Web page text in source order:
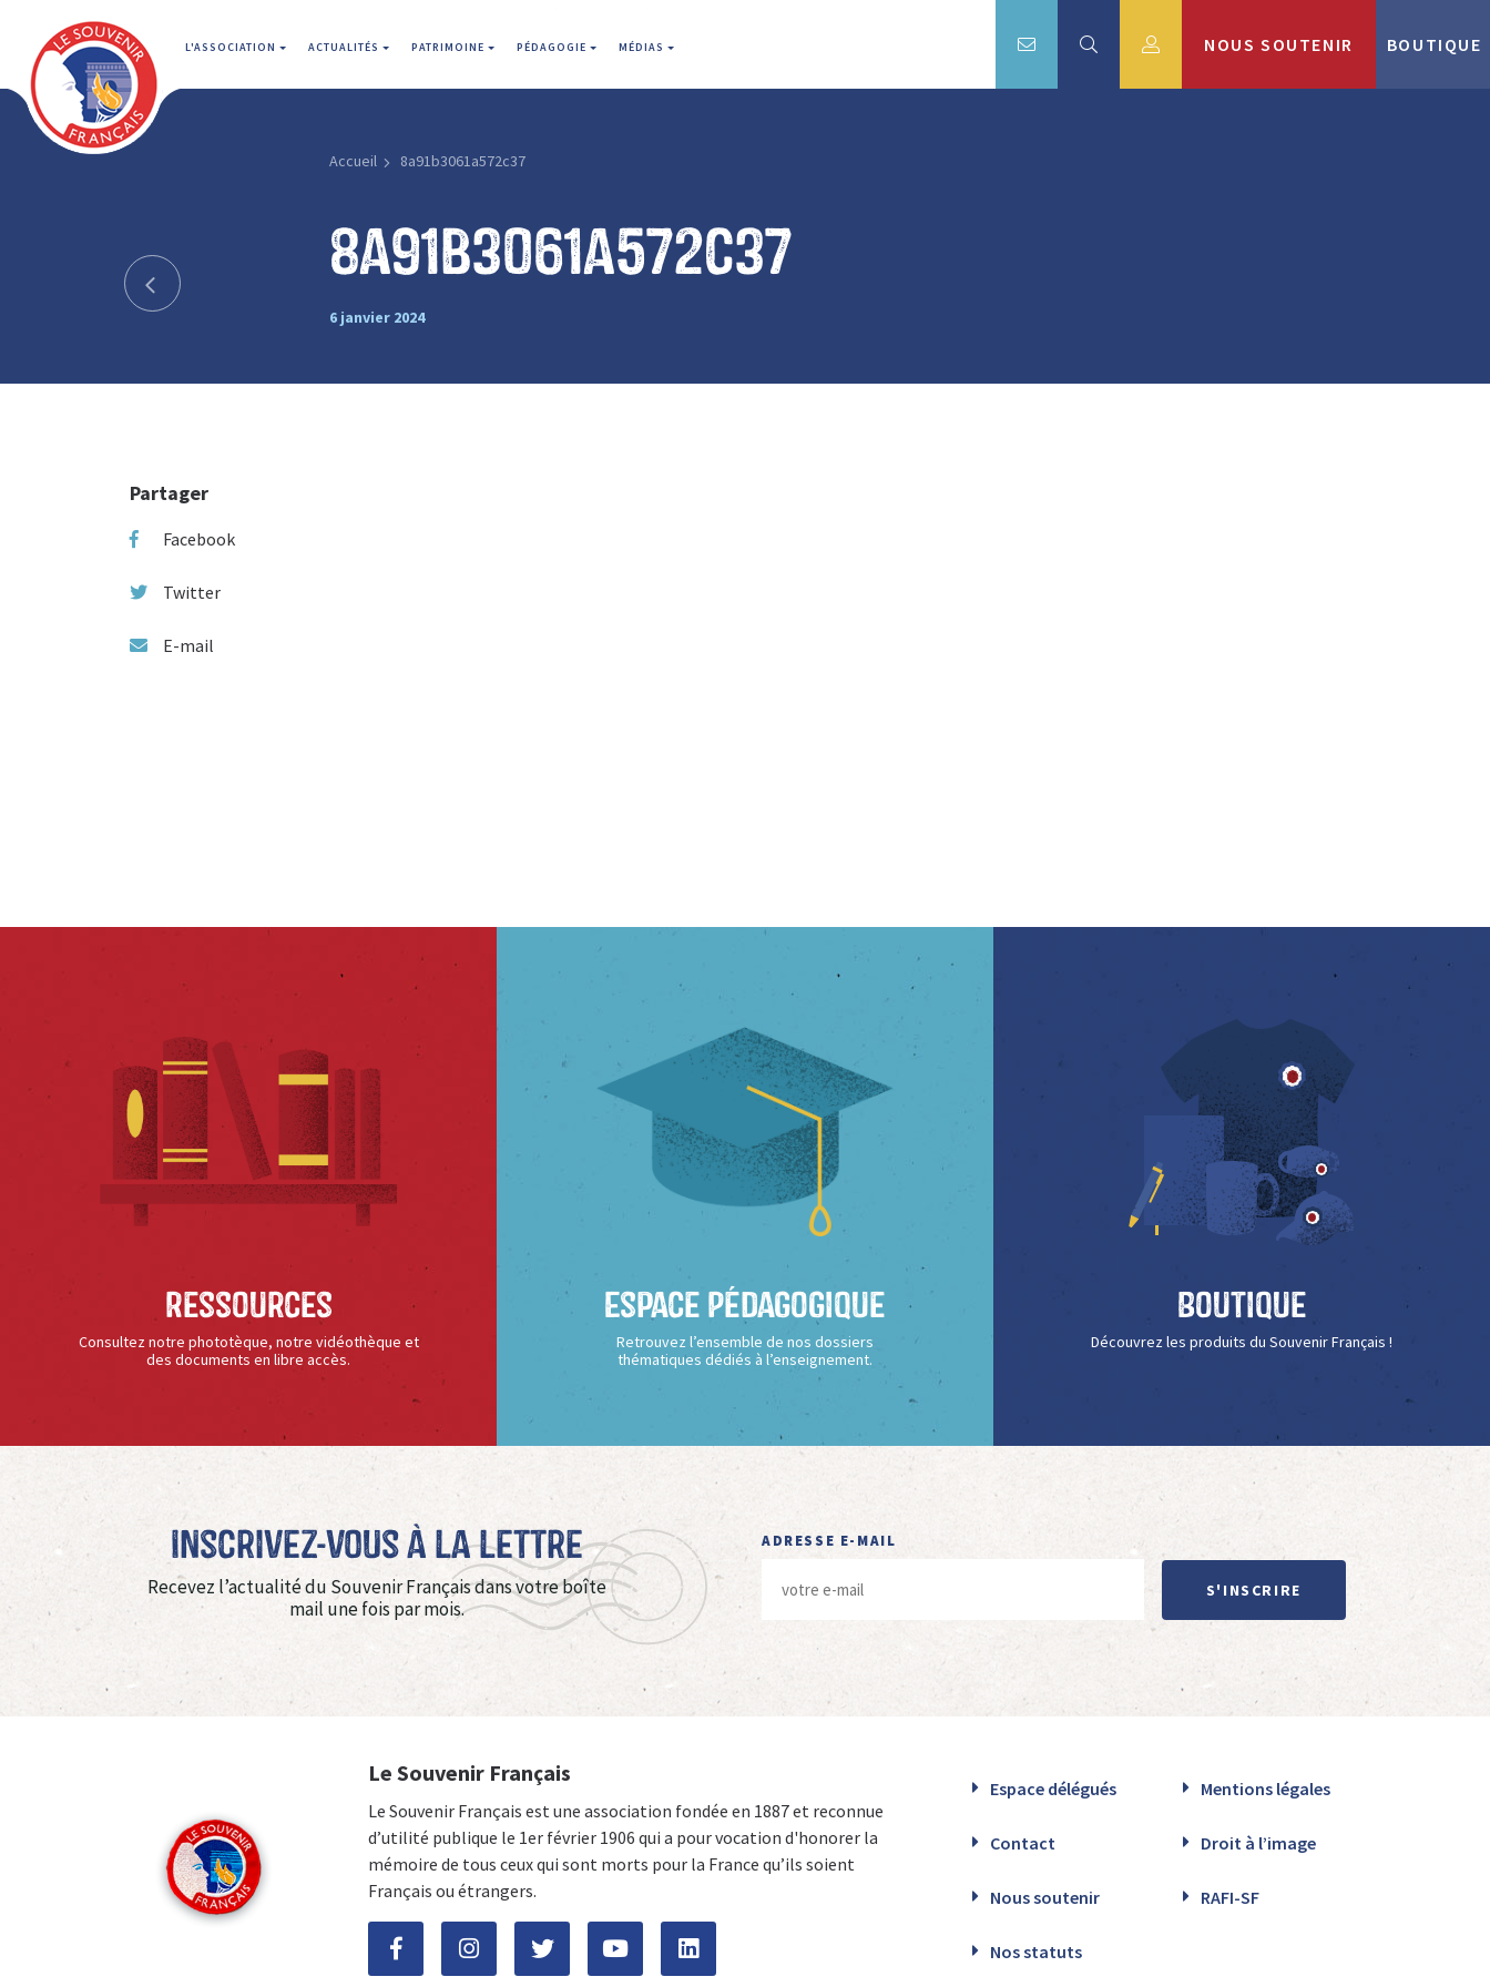
L'ASSOCIATION ACTUALITÉS PATRIMOINE PÉDAGOGIE MÉDIAS NOUS SOUTENIR BOUTIQUE
Accueil 8a91b3061a572c37
8a91b3061a572c37
6 janvier 2024
Partager
Facebook
Twitter
E-mail
Ressources
Consultez notre phototèque, notre vidéothèque et
des documents en libre accès.
Espace Pédagogique
Retrouvez l’ensemble de nos dossiers
thématiques dédiés à l’enseignement.
Boutique
Découvrez les produits du Souvenir Français !
Inscrivez-vous à La Lettre
Recevez l’actualité du Souvenir Français dans votre boîte
mail une fois par mois.
ADRESSE E-MAIL
S'INSCRIRE
Le Souvenir Français
Le Souvenir Français est une association fondée en 1887 et reconnue
d’utilité publique le 1er février 1906 qui a pour vocation d'honorer la
mémoire de tous ceux qui sont morts pour la France qu’ils soient
Français ou étrangers.
Espace délégués Mentions légales
Contact Droit à l’image
Nous soutenir RAFI-SF
Nos statuts